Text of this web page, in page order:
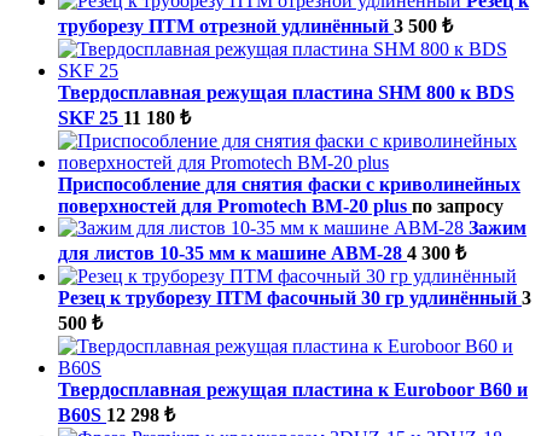
труборезу ПТМ отрезной удлинённый 3 500 ₺
Твердосплавная режущая пластина SHM 800 к BDS
SKF 25 11 180 ₺
Приспособление для снятия фаски с криволинейных
поверхностей для Promotech BM-20 plus по запросу
Зажим
для листов 10-35 мм к машине ABM-28 4 300 ₺
Резец к труборезу ПТМ фасочный 30 гр удлинённый 3
500 ₺
Твердосплавная режущая пластина к Euroboor В60 и
В60S 12 298 ₺